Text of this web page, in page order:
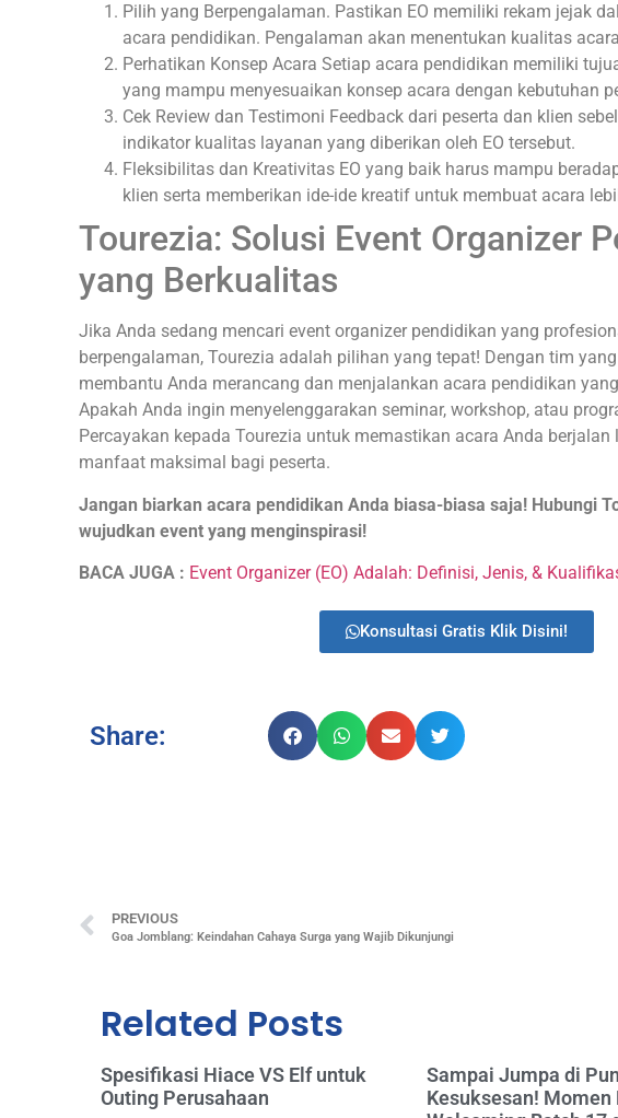
Pilih yang Berpengalaman. Pastikan EO memiliki rekam jejak
acara pendidikan. Pengalaman akan menentukan kualitas
Perhatikan Konsep Acara Setiap acara pendidikan memiliki
yang mampu menyesuaikan konsep acara dengan kebutuhan
Cek Review dan Testimoni Feedback dari peserta dan klien
indikator kualitas layanan yang diberikan oleh EO tersebut.
Fleksibilitas dan Kreativitas EO yang baik harus mampu
klien serta memberikan ide-ide kreatif untuk membuat acara
Tourezia: Solusi Event Organizer
yang Berkualitas
Jika Anda sedang mencari event organizer pendidikan yang
berpengalaman, Tourezia adalah pilihan yang tepat! Dengan tim
membantu Anda merancang dan menjalankan acara pendidikan
Apakah Anda ingin menyelenggarakan seminar, workshop, atau
Percayakan kepada Tourezia untuk memastikan acara Anda
manfaat maksimal bagi peserta.
Jangan biarkan acara pendidikan Anda biasa-biasa saja! Hubungi
wujudkan event yang menginspirasi!
BACA JUGA : Event Organizer (EO) Adalah: Definisi, Jenis, &
Konsultasi Gratis Klik Disini!
Share:
PREVIOUS
Goa Jomblang: Keindahan Cahaya Surga yang Wajib Dikunjungi
Related Posts
Spesifikasi Hiace VS Elf untuk
Outing Perusahaan
Sampai Jumpa di
Kesuksesan! Momen